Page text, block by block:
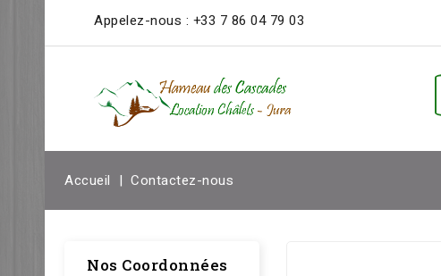
Appelez-nous : +33 7 86 04 79 03
Accueil Contactez-nous
Nos Coordonnées